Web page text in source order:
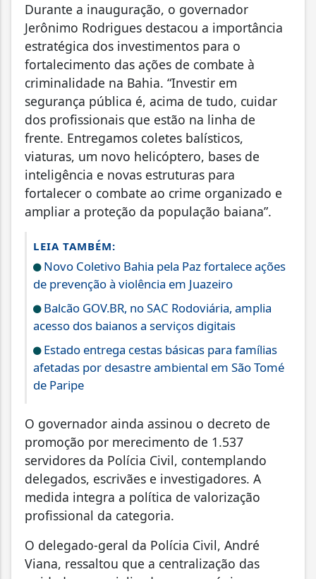
Durante a inauguração, o governador
Jerônimo Rodrigues destacou a importância
estratégica dos investimentos para o
fortalecimento das ações de combate à
criminalidade na Bahia. “Investir em
segurança pública é, acima de tudo, cuidar
dos profissionais que estão na linha de
frente. Entregamos coletes balísticos,
viaturas, um novo helicóptero, bases de
inteligência e novas estruturas para
fortalecer o combate ao crime organizado e
ampliar a proteção da população baiana”.
LEIA TAMBÉM:
Novo Coletivo Bahia pela Paz fortalece ações
de prevenção à violência em Juazeiro
Balcão GOV.BR, no SAC Rodoviária, amplia
acesso dos baianos a serviços digitais
Estado entrega cestas básicas para famílias
afetadas por desastre ambiental em São Tomé
de Paripe
O governador ainda assinou o decreto de
promoção por merecimento de 1.537
servidores da Polícia Civil, contemplando
delegados, escrivães e investigadores. A
medida integra a política de valorização
profissional da categoria.
O delegado-geral da Polícia Civil, André
Viana, ressaltou que a centralização das